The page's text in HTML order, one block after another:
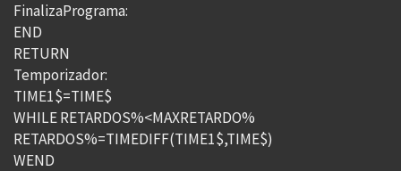
FinalizaPrograma:
END
RETURN
Temporizador:
TIME1$=TIME$
WHILE RETARDOS%<MAXRETARDO%
RETARDOS%=TIMEDIFF(TIME1$,TIME$)
WEND